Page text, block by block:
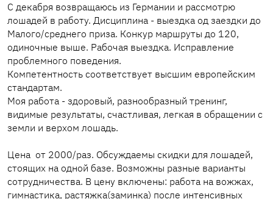
С декабря возвращаюсь из Германии и рассмотрю
лошадей в работу. Дисциплина - выездка од заездки до
Малого/среднего приза. Конкур маршруты до 120,
одиночные выше. Рабочая выездка. Исправление
проблемного поведения.
Компетентность соответствует высшим европейским
стандартам.
Моя работа - здоровый, разнообразный тренинг,
видимые результаты, счастливая, легкая в обращении с
земли и верхом лошадь.
Цена от 2000/раз. Обсуждаемы скидки для лошадей,
стоящих на одной базе. Возможны разные варианты
сотрудничества. В цену включены: работа на вожжах,
гимнастика, растяжка(заминка) после интенсивных